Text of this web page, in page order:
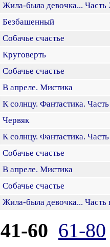
Жила-была девочка...
Безбашенный
Собачье счастье
Круговерть
Собачье счастье
В апреле. Мистика
К солнцу. Фантастика.
Червяк
К солнцу. Фантастика.
Собачье счастье
В апреле. Мистика
Собачье счастье
Жила-была девочка... Часть
41-60 61-80